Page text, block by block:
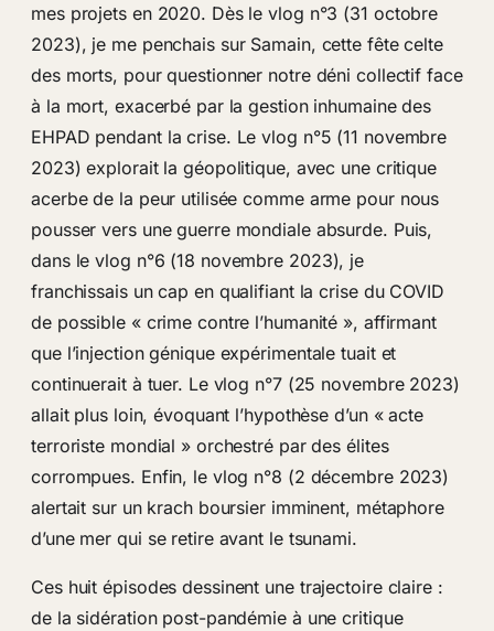
mes projets en 2020. Dès le vlog n°3 (31 octobre
2023), je me penchais sur Samain, cette fête celte
des morts, pour questionner notre déni collectif face
à la mort, exacerbé par la gestion inhumaine des
EHPAD pendant la crise. Le vlog n°5 (11 novembre
2023) explorait la géopolitique, avec une critique
acerbe de la peur utilisée comme arme pour nous
pousser vers une guerre mondiale absurde. Puis,
dans le vlog n°6 (18 novembre 2023), je
franchissais un cap en qualifiant la crise du COVID
de possible « crime contre l’humanité », affirmant
que l’injection génique expérimentale tuait et
continuerait à tuer. Le vlog n°7 (25 novembre 2023)
allait plus loin, évoquant l’hypothèse d’un « acte
terroriste mondial » orchestré par des élites
corrompues. Enfin, le vlog n°8 (2 décembre 2023)
alertait sur un krach boursier imminent, métaphore
d’une mer qui se retire avant le tsunami.
Ces huit épisodes dessinent une trajectoire claire :
de la sidération post-pandémie à une critique